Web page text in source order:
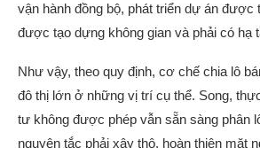
vận hành đồng bộ, phát triển dự án được
được tạo dựng không gian và phải có hạ
Như vậy, theo quy định, cơ chế chia lô
đô thị lớn ở những vị trí cụ thể. Song,
tư không được phép vẫn sẵn sàng phân
nguyên tắc phải xây thô, hoàn thiện mặt